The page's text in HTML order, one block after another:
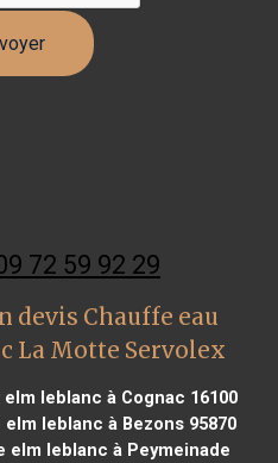
72 59 92 29
devis Chauffe eau
La Motte Servolex
leblanc à Cognac 16100
leblanc à Bezons 95870
elm leblanc à Peymeinade